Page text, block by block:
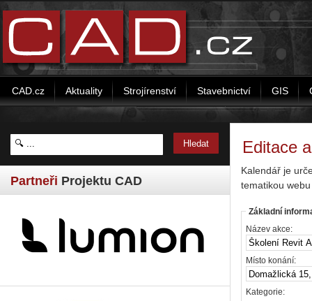
CAD.cz Aktuality Strojírenství Stavebnictví GIS
Partneři Projektu CAD
Editace
Kalendář je
tematikou
Základní
Název akce:
Místo konání:
Kategorie: